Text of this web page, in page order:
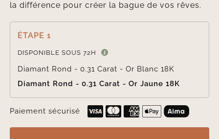
la différence pour créer la bague de vos rêves.
ÉTAPE 1
DISPONIBLE SOUS 72H
Diamant Rond - 0.31 Carat - Or Blanc 18K
Diamant Rond - 0.31 Carat - Or Jaune 18K
Paiement sécurisé